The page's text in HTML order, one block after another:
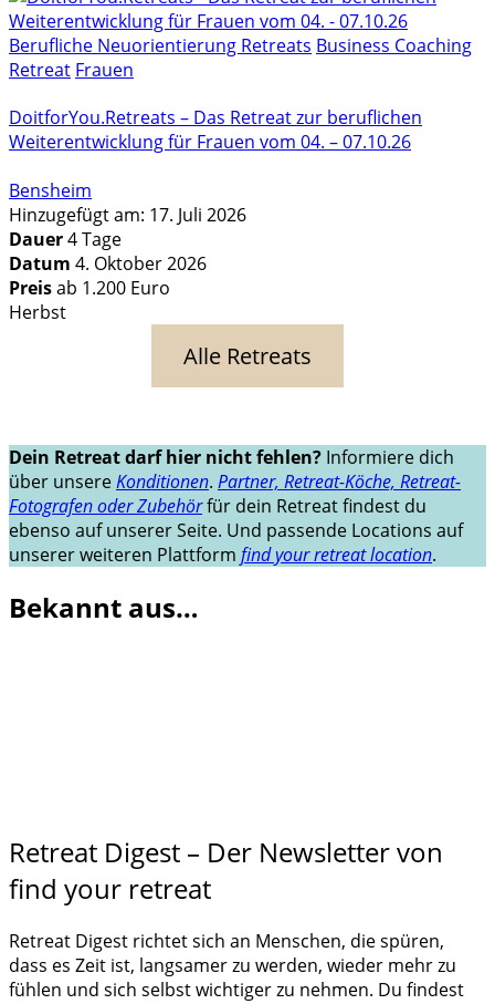
Berufliche Neuorientierung Retreats Business Coaching
Retreat Frauen
DoitforYou.Retreats – Das Retreat zur beruflichen
Weiterentwicklung für Frauen vom 04. – 07.10.26
Bensheim
Hinzugefügt am: 17. Juli 2026
Dauer4 Tage
Datum 4. Oktober 2026
Preisab 1.200 Euro
Herbst
Alle Retreats
Dein Retreat darf hier nicht fehlen? Informiere dich
über unsereKonditionen. Partner, Retreat-Köche, Retreat-
Fotografen oder Zubehörfür dein Retreat findest du
ebenso auf unserer Seite. Und passende Locations auf
unserer weiteren Plattform find your retreat location.
Bekannt aus…
Retreat Digest – Der Newsletter von
find your retreat
Retreat Digest richtet sich an Menschen, die spüren,
dass es Zeit ist, langsamer zu werden, wieder mehr zu
fühlen und sich selbst wichtiger zu nehmen. Du findest